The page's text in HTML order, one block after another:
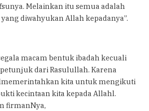
Melainkan itu semua adalah
diwahyukan Allah kepadanya”.
macam bentuk ibadah kecuali
dari Rasulullah. Karena
kita untuk mengikuti
kecintaan kita kepada Allahl.
firmanNya,